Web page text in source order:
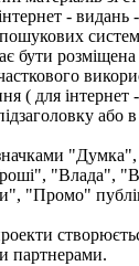
-
бути розміщена
( для
або
"Думка",
"Влада",
"Промо"
партнерами.